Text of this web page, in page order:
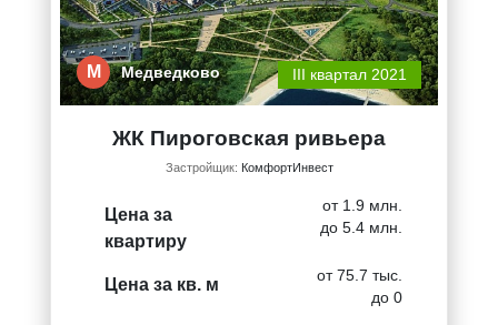
М Медведково III квартал 2021
ЖК Пироговская ривьера
Застройщик: КомфортИнвест
Цена за
квартиру
от 1.9 млн.
до 5.4 млн.
Цена за кв. м
от 75.7 тыс.
до 0